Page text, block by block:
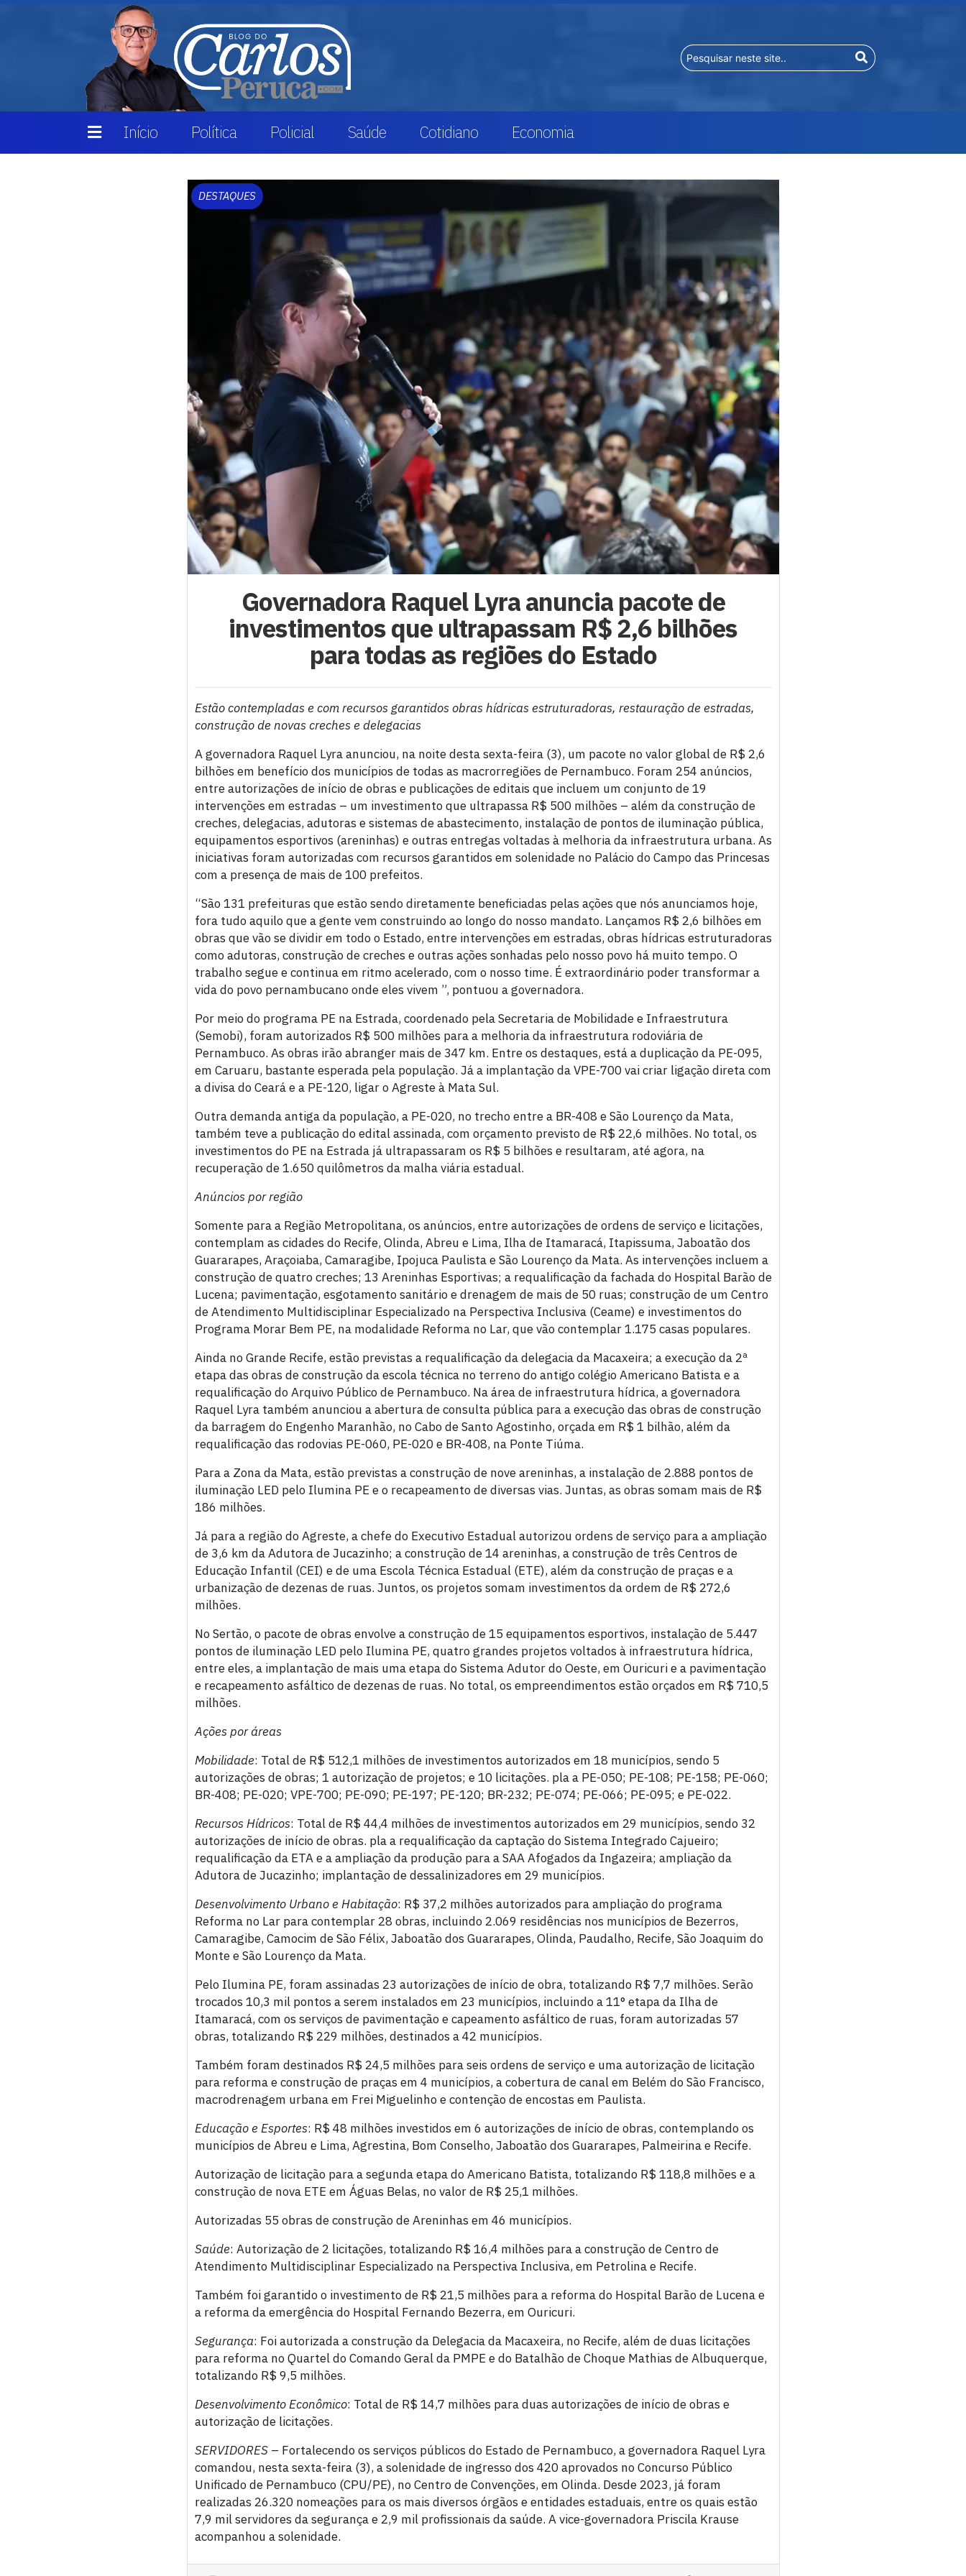
Início Política Policial Saúde Cotidiano Economia
DESTAQUES
Governadora Raquel Lyra anuncia pacote de
investimentos que ultrapassam R$ 2,6 bilhões
para todas as regiões do Estado
Estão contempladas e com recursos garantidos obras hídricas estruturadoras, restauração de estradas,
construção de novas creches e delegacias
A governadora Raquel Lyra anunciou, na noite desta sexta-feira (3), um pacote no valor global de R$ 2,6
bilhões em benefício dos municípios de todas as macrorregiões de Pernambuco. Foram 254 anúncios,
entre autorizações de início de obras e publicações de editais que incluem um conjunto de 19
intervenções em estradas – um investimento que ultrapassa R$ 500 milhões – além da construção de
creches, delegacias, adutoras e sistemas de abastecimento, instalação de pontos de iluminação pública,
equipamentos esportivos (areninhas) e outras entregas voltadas à melhoria da infraestrutura urbana. As
iniciativas foram autorizadas com recursos garantidos em solenidade no Palácio do Campo das Princesas
com a presença de mais de 100 prefeitos.
“São 131 prefeituras que estão sendo diretamente beneficiadas pelas ações que nós anunciamos hoje,
fora tudo aquilo que a gente vem construindo ao longo do nosso mandato. Lançamos R$ 2,6 bilhões em
obras que vão se dividir em todo o Estado, entre intervenções em estradas, obras hídricas estruturadoras
como adutoras, construção de creches e outras ações sonhadas pelo nosso povo há muito tempo. O
trabalho segue e continua em ritmo acelerado, com o nosso time. É extraordinário poder transformar a
vida do povo pernambucano onde eles vivem ”, pontuou a governadora.
Por meio do programa PE na Estrada, coordenado pela Secretaria de Mobilidade e Infraestrutura
(Semobi), foram autorizados R$ 500 milhões para a melhoria da infraestrutura rodoviária de
Pernambuco. As obras irão abranger mais de 347 km. Entre os destaques, está a duplicação da PE-095,
em Caruaru, bastante esperada pela população. Já a implantação da VPE-700 vai criar ligação direta com
a divisa do Ceará e a PE-120, ligar o Agreste à Mata Sul.
Outra demanda antiga da população, a PE-020, no trecho entre a BR-408 e São Lourenço da Mata,
também teve a publicação do edital assinada, com orçamento previsto de R$ 22,6 milhões. No total, os
investimentos do PE na Estrada já ultrapassaram os R$ 5 bilhões e resultaram, até agora, na
recuperação de 1.650 quilômetros da malha viária estadual.
Anúncios por região
Somente para a Região Metropolitana, os anúncios, entre autorizações de ordens de serviço e licitações,
contemplam as cidades do Recife, Olinda, Abreu e Lima, Ilha de Itamaracá, Itapissuma, Jaboatão dos
Guararapes, Araçoiaba, Camaragibe, Ipojuca Paulista e São Lourenço da Mata. As intervenções incluem a
construção de quatro creches; 13 Areninhas Esportivas; a requalificação da fachada do Hospital Barão de
Lucena; pavimentação, esgotamento sanitário e drenagem de mais de 50 ruas; construção de um Centro
de Atendimento Multidisciplinar Especializado na Perspectiva Inclusiva (Ceame) e investimentos do
Programa Morar Bem PE, na modalidade Reforma no Lar, que vão contemplar 1.175 casas populares.
Ainda no Grande Recife, estão previstas a requalificação da delegacia da Macaxeira; a execução da 2ª
etapa das obras de construção da escola técnica no terreno do antigo colégio Americano Batista e a
requalificação do Arquivo Público de Pernambuco. Na área de infraestrutura hídrica, a governadora
Raquel Lyra também anunciou a abertura de consulta pública para a execução das obras de construção
da barragem do Engenho Maranhão, no Cabo de Santo Agostinho, orçada em R$ 1 bilhão, além da
requalificação das rodovias PE-060, PE-020 e BR-408, na Ponte Tiúma.
Para a Zona da Mata, estão previstas a construção de nove areninhas, a instalação de 2.888 pontos de
iluminação LED pelo Ilumina PE e o recapeamento de diversas vias. Juntas, as obras somam mais de R$
186 milhões.
Já para a região do Agreste, a chefe do Executivo Estadual autorizou ordens de serviço para a ampliação
de 3,6 km da Adutora de Jucazinho; a construção de 14 areninhas, a construção de três Centros de
Educação Infantil (CEI) e de uma Escola Técnica Estadual (ETE), além da construção de praças e a
urbanização de dezenas de ruas. Juntos, os projetos somam investimentos da ordem de R$ 272,6
milhões.
No Sertão, o pacote de obras envolve a construção de 15 equipamentos esportivos, instalação de 5.447
pontos de iluminação LED pelo Ilumina PE, quatro grandes projetos voltados à infraestrutura hídrica,
entre eles, a implantação de mais uma etapa do Sistema Adutor do Oeste, em Ouricuri e a pavimentação
e recapeamento asfáltico de dezenas de ruas. No total, os empreendimentos estão orçados em R$ 710,5
milhões.
Ações por áreas
Mobilidade: Total de R$ 512,1 milhões de investimentos autorizados em 18 municípios, sendo 5
autorizações de obras; 1 autorização de projetos; e 10 licitações. pla a PE-050; PE-108; PE-158; PE-060;
BR-408; PE-020; VPE-700; PE-090; PE-197; PE-120; BR-232; PE-074; PE-066; PE-095; e PE-022.
Recursos Hídricos: Total de R$ 44,4 milhões de investimentos autorizados em 29 municípios, sendo 32
autorizações de início de obras. pla a requalificação da captação do Sistema Integrado Cajueiro;
requalificação da ETA e a ampliação da produção para a SAA Afogados da Ingazeira; ampliação da
Adutora de Jucazinho; implantação de dessalinizadores em 29 municípios.
Desenvolvimento Urbano e Habitação: R$ 37,2 milhões autorizados para ampliação do programa
Reforma no Lar para contemplar 28 obras, incluindo 2.069 residências nos municípios de Bezerros,
Camaragibe, Camocim de São Félix, Jaboatão dos Guararapes, Olinda, Paudalho, Recife, São Joaquim do
Monte e São Lourenço da Mata.
Pelo Ilumina PE, foram assinadas 23 autorizações de início de obra, totalizando R$ 7,7 milhões. Serão
trocados 10,3 mil pontos a serem instalados em 23 municípios, incluindo a 11° etapa da Ilha de
Itamaracá, com os serviços de pavimentação e capeamento asfáltico de ruas, foram autorizadas 57
obras, totalizando R$ 229 milhões, destinados a 42 municípios.
Também foram destinados R$ 24,5 milhões para seis ordens de serviço e uma autorização de licitação
para reforma e construção de praças em 4 municípios, a cobertura de canal em Belém do São Francisco,
macrodrenagem urbana em Frei Miguelinho e contenção de encostas em Paulista.
Educação e Esportes: R$ 48 milhões investidos em 6 autorizações de início de obras, contemplando os
municípios de Abreu e Lima, Agrestina, Bom Conselho, Jaboatão dos Guararapes, Palmeirina e Recife.
Autorização de licitação para a segunda etapa do Americano Batista, totalizando R$ 118,8 milhões e a
construção de nova ETE em Águas Belas, no valor de R$ 25,1 milhões.
Autorizadas 55 obras de construção de Areninhas em 46 municípios.
Saúde: Autorização de 2 licitações, totalizando R$ 16,4 milhões para a construção de Centro de
Atendimento Multidisciplinar Especializado na Perspectiva Inclusiva, em Petrolina e Recife.
Também foi garantido o investimento de R$ 21,5 milhões para a reforma do Hospital Barão de Lucena e
a reforma da emergência do Hospital Fernando Bezerra, em Ouricuri.
Segurança: Foi autorizada a construção da Delegacia da Macaxeira, no Recife, além de duas licitações
para reforma no Quartel do Comando Geral da PMPE e do Batalhão de Choque Mathias de Albuquerque,
totalizando R$ 9,5 milhões.
Desenvolvimento Econômico: Total de R$ 14,7 milhões para duas autorizações de início de obras e
autorização de licitações.
SERVIDORES– Fortalecendo os serviços públicos do Estado de Pernambuco, a governadora Raquel Lyra
comandou, nesta sexta-feira (3), a solenidade de ingresso dos 420 aprovados no Concurso Público
Unificado de Pernambuco (CPU/PE), no Centro de Convenções, em Olinda. Desde 2023, já foram
realizadas 26.320 nomeações para os mais diversos órgãos e entidades estaduais, entre os quais estão
7,9 mil servidores da segurança e 2,9 mil profissionais da saúde. A vice-governadora Priscila Krause
acompanhou a solenidade.